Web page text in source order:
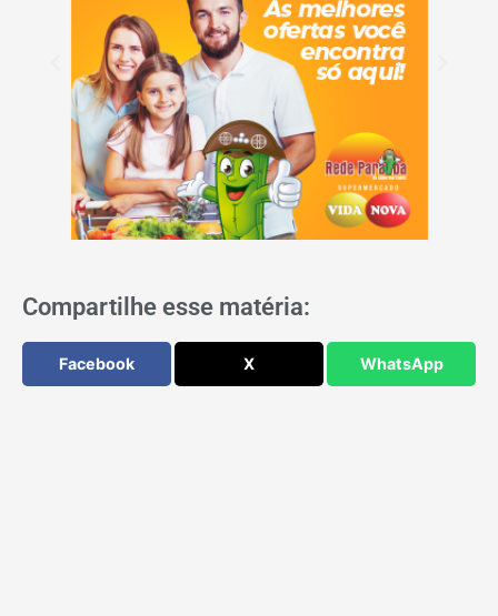
Compartilhe esse matéria:
Facebook X WhatsApp